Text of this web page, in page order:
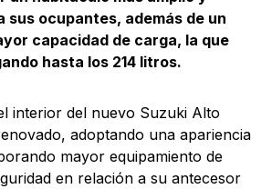
ocupantes, además de un
capacidad de carga, la que
hasta los 214 litros.
interior del nuevo Suzuki Alto
adoptando una apariencia
mayor equipamiento de
en relación a su antecesor